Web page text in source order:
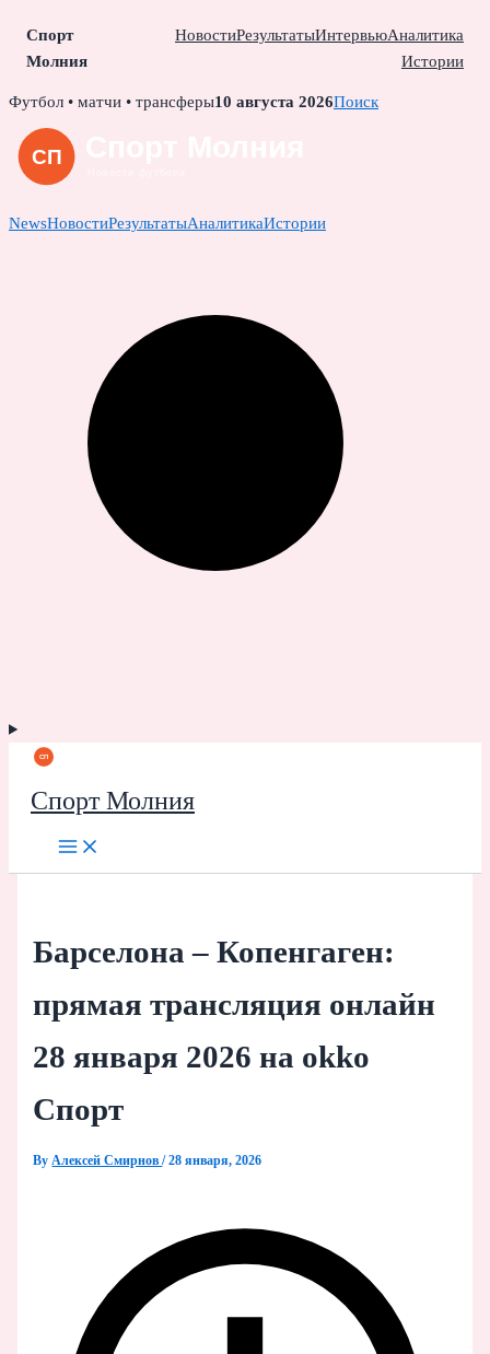
Спорт
Молния
НовостиРезультатыИнтервьюАналитика
Истории
Skip
content
Футбол • матчи • трансферы10 августа 2026Поиск
NewsНовостиРезультатыАналитикаИстории
Спорт Молния
Барселона – Копенгаген:
прямая трансляция онлайн
28 января 2026 на okko
Спорт
By Алексей Смирнов/28 января, 2026